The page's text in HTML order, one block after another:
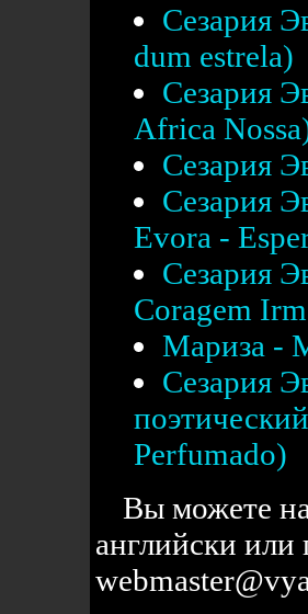
Сезария
dum estrela)
Сезария
Africa
Сезария
Сезария
Evora -
Сезария
Coragem
Мариза -
Сезария
Perfumado)
Вы можете
английски